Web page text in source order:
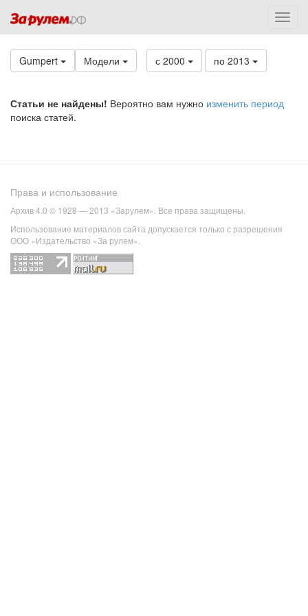
Gumpert Модели с 2000 по 2013
Статьи не найдены! Вероятно вам нужно изменить период
поиска статей.
Права и использование
Архив 4.0 © 1928 — 2013 «Зарулем». Все права защищены.
Использование материалов сайта допускается только с разрешения
ООО «Издательство «За рулем».